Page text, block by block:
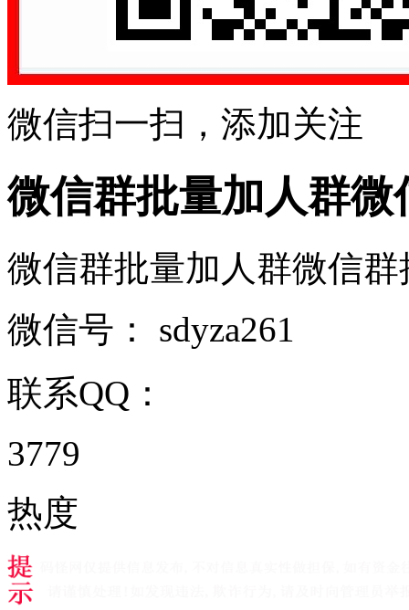
微信扫一扫，添加关注
微信群批量加人群
微信群批量加人群微信
微信号： sdyza261
联系QQ：
3779
热度